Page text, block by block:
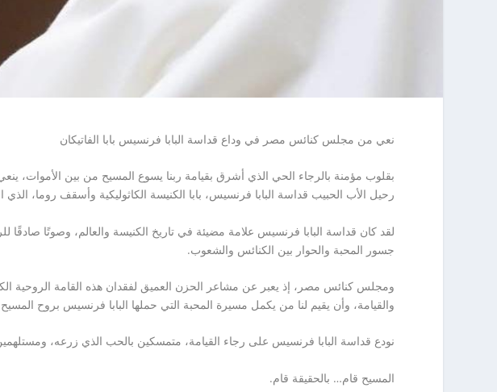
نعي من مجلس كنائس مصر في وداع قداسة البابا فرنسيس بابا الفاتيكان
بقلوب مؤمنة بالرجاء الحي الذي أشرق بقيامة ربنا يسوع المسيح من بين الأموات،
رحيل الأب الحبيب قداسة البابا فرنسيس، بابا الكنيسة الكاثوليكية وأسقف روما،
لقد كان قداسة البابا فرنسيس علامة مضيئة في تاريخ الكنيسة والعالم، وصوتًا صادقًا
جسور المحبة والحوار بين الكنائس والشعوب.
ومجلس كنائس مصر، إذ يعبر عن مشاعر الحزن العميق لفقدان هذه القامة الروحية
والقيامة، وأن يقيم لنا من يكمل مسيرة المحبة التي حملها البابا فرنسيس بروح
نودع قداسة البابا فرنسيس على رجاء القيامة، متمسكين بالحب الذي زرعه،
المسيح قام… بالحقيقة قام.